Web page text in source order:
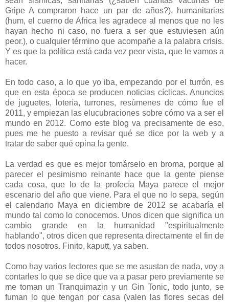
Gripe A compraron hace un par de años?), humanitarias
(hum, el cuerno de Africa les agradece al menos que no les
hayan hecho ni caso, no fuera a ser que estuviesen aún
peor.), o cualquier término que acompañe a la palabra crisis.
Y es que la política está cada vez peor vista, que le vamos a
hacer.
En todo caso, a lo que yo iba, empezando por el turrón, es
que en esta época se producen noticias cíclicas. Anuncios
de juguetes, lotería, turrones, resúmenes de cómo fue el
2011, y empiezan las elucubraciones sobre cómo va a ser el
mundo en 2012. Como este blog va precisamente de eso,
pues me he puesto a revisar qué se dice por la web y a
tratar de saber qué opina la gente.
La verdad es que es mejor tomárselo en broma, porque al
parecer el pesimismo reinante hace que la gente piense
cada cosa, que lo de la profecía Maya parece el mejor
escenario del año que viene. Para el que no lo sepa, según
el calendario Maya en diciembre de 2012 se acabaría el
mundo tal como lo conocemos. Unos dicen que significa un
cambio grande en la humanidad "espiritualmente
hablando", otros dicen que representa directamente el fin de
todos nosotros. Finito, kaputt, ya saben.
Como hay varios lectores que se me asustan de nada, voy a
contarles lo que se dice que va a pasar pero previamente se
me toman un Tranquimazin y un Gin Tonic, todo junto, se
fuman lo que tengan por casa (valen las flores secas del